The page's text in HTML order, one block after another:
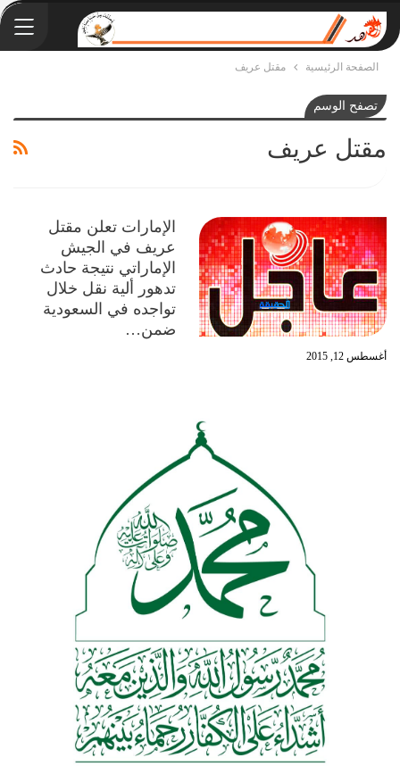
الصفحة الرئيسية مقتل عريف
تصفح الوسم
مقتل عريف
الإمارات تعلن مقتل
عريف في الجيش
الإماراتي نتيجة حادث
تدهور ألية نقل خلال
تواجده في السعودية
ضمن…
أغسطس 12, 2015